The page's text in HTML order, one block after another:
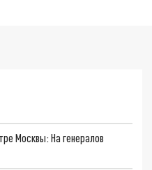
Москвы: На генералов